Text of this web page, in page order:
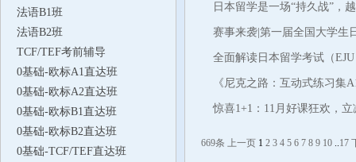
法语B1班
法语B2班
TCF/TEF考前辅导
0基础-欧标A1直达班
0基础-欧标A2直达班
0基础-欧标B1直达班
0基础-欧标B2直达班
0基础-TCF/TEF直达班
日本留学是一场“持久战”，
赛事来袭|第一届全国大学生
全面解读日本留学考试（
《尼克之路：互动式练习集
寓教于乐
惊喜1+1：11月好课狂欢，
669条 上一页 1 2 3 4 5 6 7 8 9 10 ..17